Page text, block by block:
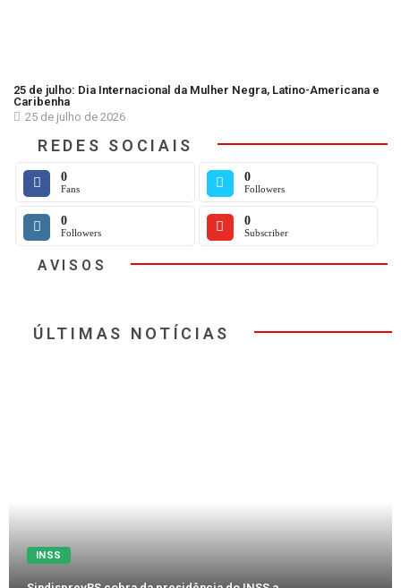
25 de julho: Dia Internacional da Mulher Negra, Latino-Americana e
Caribenha
25 de julho de 2026
REDES SOCIAIS
0
Fans
0
Followers
0
Followers
0
Subscriber
AVISOS
ÚLTIMAS NOTÍCIAS
INSS